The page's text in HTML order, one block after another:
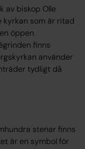
av biskop Olle
kyrkan som är ritad
öppen
finns
använder
tydligt då
stenar finns
är en symbol för